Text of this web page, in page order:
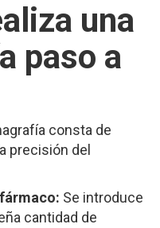
una
paso a
consta de
precisión del
Se introduce
cantidad de